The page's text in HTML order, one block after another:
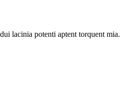
lacinia potenti aptent torquent mia.